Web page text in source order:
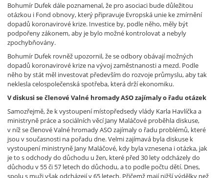
Bohumír Dufek dále poznamenal, že pro asociaci bude důležitou
otázkou i Fond obnovy, který připravuje Evropská unie ke zmírnění
dopadů koronavirové krize. Investice by, podle něho, měly být
podpořeny zákonem, aby je bylo možné kontrolovat a nebyly
zpochybňovány.
Bohumír Dufek rovněž upozornil, že se odbory obávají možných
dopadů koronavirové krize na vývoj zaměstnanosti a mezd. Podle
něho by stát měl investovat především do rozvoje průmyslu, aby tak
neklesla celospolečenská spotřeba, která drží ekonomiku.
V diskusi se členové Valné hromady ASO zajímaly o řadu otázek
Samozřejmě, že k vystoupení místopředsedy vlády Karla Havlíčka a
ministryně práce a sociálních věcí Jany Maláčové proběhla diskuse,
v níž se členové Valné hromady ASO zajímaly o řadu problémů, které
jsou v současnosti na pořadu dne. Velmi zajímavá byla diskuse k
vystoupení ministryně Jany Maláčové, kdy byla vznesena i otázka, jak
je to s odchody do důchodu u žen, které před 30 lety odcházely do
důchodu v 55 či 57 letech do důchodu, a to podle počtu dětí. Dnes,
spolu s muži však odcházejí v 65 letech. Přičemž mají nižší výdělky než